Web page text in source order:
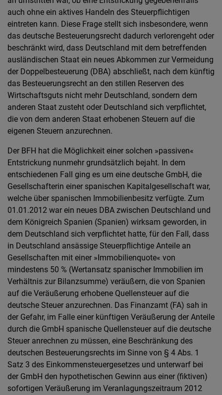
auch ohne ein aktives Handeln des Steuerpflichtigen
eintreten kann. Diese Frage stellt sich insbesondere, wenn
das deutsche Besteuerungsrecht dadurch verlorengeht oder
beschränkt wird, dass Deutschland mit dem betreffenden
ausländischen Staat ein neues Abkommen zur Vermeidung
der Doppelbesteuerung (DBA) abschließt, nach dem künftig
das Besteuerungsrecht an den stillen Reserven des
Wirtschaftsguts nicht mehr Deutschland, sondern dem
anderen Staat zusteht oder Deutschland sich verpflichtet,
die von dem anderen Staat erhobenen Steuern auf die
eigenen Steuern anzurechnen.
Der BFH hat die Möglichkeit einer solchen »passiven«
Entstrickung nunmehr grundsätzlich bejaht. In dem
entschiedenen Fall ging es um eine deutsche GmbH, die
Gesellschafterin einer spanischen Kapitalgesellschaft war,
welche über spanischen Immobilienbesitz verfügte. Zum
01.01.2012 war ein neues DBA zwischen Deutschland und
dem Königreich Spanien (Spanien) wirksam geworden, in
dem Deutschland sich verpflichtet hatte, für den Fall, dass
in Deutschland ansässige Steuerpflichtige Anteile an
Gesellschaften mit einer »Immobilienquote« von
mindestens 50 % (Wertansatz spanischer Immobilien im
Verhältnis zur Bilanzsumme) veräußern, die von Spanien
auf die Veräußerung erhobene Quellensteuer auf die
deutsche Steuer anzurechnen. Das Finanzamt (FA) sah in
der Gefahr, im Falle einer künftigen Veräußerung der Anteile
durch die GmbH spanische Quellensteuer auf die deutsche
Steuer anrechnen zu müssen, eine Beschränkung des
deutschen Besteuerungsrechts im Sinne von § 4 Abs. 1
Satz 3 des Einkommensteuergesetzes und unterwarf bei
der GmbH den hypothetischen Gewinn aus einer (fiktiven)
sofortigen Veräußerung im Veranlagungszeitraum 2012